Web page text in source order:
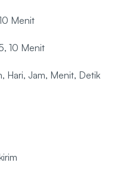
Menit
10 Menit
Hari, Jam, Menit, Detik